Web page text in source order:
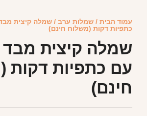
עמוד הבית / שמלות ערב / שמלה קיצית
כתפיות דקות (משלוח חינם)
שמלה קיצית מבד
עם כתפיות דקות
חינם)